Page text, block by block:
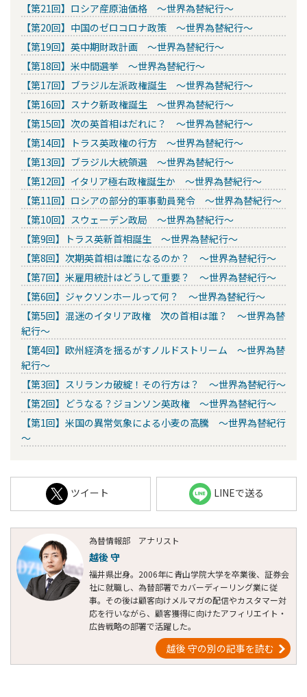
【第21回】ロシア産原油価格 ～世界為替紀行～
【第20回】中国のゼロコロナ政策 ～世界為替紀行～
【第19回】英中期財政計画 ～世界為替紀行～
【第18回】米中間選挙 ～世界為替紀行～
【第17回】ブラジル左派政権誕生 ～世界為替紀行～
【第16回】スナク新政権誕生 ～世界為替紀行～
【第15回】次の英首相はだれに？ ～世界為替紀行～
【第14回】トラス英政権の行方 ～世界為替紀行～
【第13回】ブラジル大統領選 ～世界為替紀行～
【第12回】イタリア極右政権誕生か ～世界為替紀行～
【第11回】ロシアの部分的軍事動員発令 ～世界為替紀行～
【第10回】スウェーデン政局 ～世界為替紀行～
【第9回】トラス英新首相誕生 ～世界為替紀行～
【第8回】次期英首相は誰になるのか？ ～世界為替紀行～
【第7回】米雇用統計はどうして重要？ ～世界為替紀行～
【第6回】ジャクソンホールって何？ ～世界為替紀行～
【第5回】混迷のイタリア政権 次の首相は誰？ ～世界為替
紀行～
【第4回】欧州経済を揺るがすノルドストリーム ～世界為替
紀行～
【第3回】スリランカ破綻！その行方は？ ～世界為替紀行～
【第2回】どうなる？ジョンソン英政権 ～世界為替紀行～
【第1回】米国の異常気象による小麦の高騰 ～世界為替紀行
～
ツイート LINEで送る
為替情報部 アナリスト
越後 守
福井県出身。2006年に青山学院大学を卒業後、証券会
社に就職し、為替部署でカバーディーリング業に従
事。その後は顧客向けメルマガの配信やカスタマー対
応を行いながら、顧客獲得に向けたアフィリエイト・
広告戦略の部署で活躍した。
越後 守の別の記事を読む